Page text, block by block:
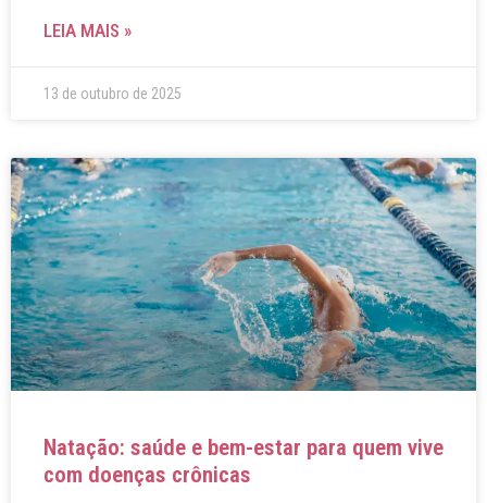
LEIA MAIS »
13 de outubro de 2025
Natação: saúde e bem-estar para quem vive
com doenças crônicas